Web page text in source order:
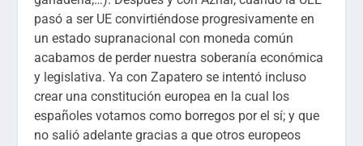
pasó a ser UE convirtiéndose progresivamente en
un estado supranacional con moneda común
acabamos de perder nuestra soberanía económica
y legislativa. Ya con Zapatero se intentó incluso
crear una constitución europea en la cual los
españoles votamos como borregos por el sí; y que
no salió adelante gracias a que otros europeos